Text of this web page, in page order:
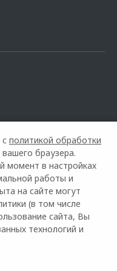
является публичной
+7 (812) 324-76-74
политикой обработки
браузера.
момент в настройках
работы и
на сайте могут
(в том числе
сайта, Вы
технологий и